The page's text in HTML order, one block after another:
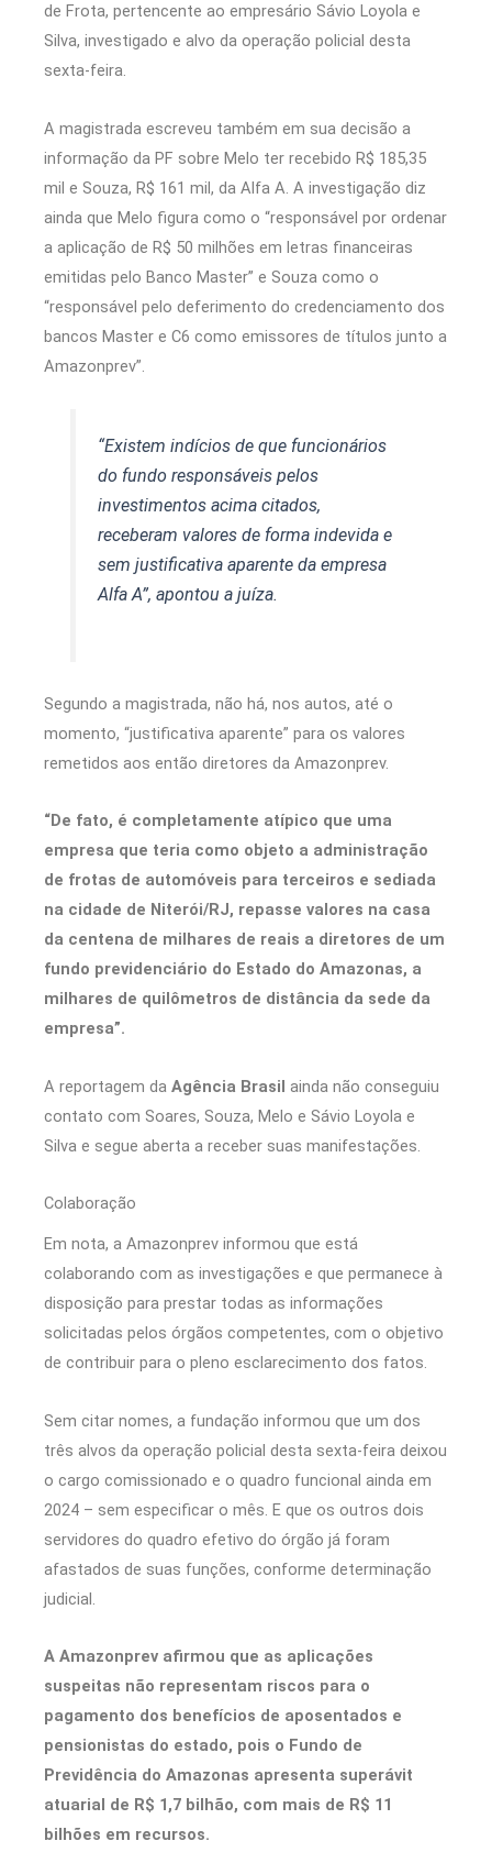
de Frota, pertencente ao empresário Sávio Loyola e
Silva, investigado e alvo da operação policial desta
sexta-feira.
A magistrada escreveu também em sua decisão a
informação da PF sobre Melo ter recebido R$ 185,35
mil e Souza, R$ 161 mil, da Alfa A. A investigação diz
ainda que Melo figura como o “responsável por ordenar
a aplicação de R$ 50 milhões em letras financeiras
emitidas pelo Banco Master” e Souza como o
“responsável pelo deferimento do credenciamento dos
bancos Master e C6 como emissores de títulos junto a
Amazonprev”.
“Existem indícios de que funcionários
do fundo responsáveis pelos
investimentos acima citados,
receberam valores de forma indevida e
sem justificativa aparente da empresa
Alfa A”, apontou a juíza.
Segundo a magistrada, não há, nos autos, até o
momento, “justificativa aparente” para os valores
remetidos aos então diretores da Amazonprev.
“De fato, é completamente atípico que uma
empresa que teria como objeto a administração
de frotas de automóveis para terceiros e sediada
na cidade de Niterói/RJ, repasse valores na casa
da centena de milhares de reais a diretores de um
fundo previdenciário do Estado do Amazonas, a
milhares de quilômetros de distância da sede da
empresa”.
A reportagem da Agência Brasil ainda não conseguiu
contato com Soares, Souza, Melo e Sávio Loyola e
Silva e segue aberta a receber suas manifestações.
Colaboração
Em nota, a Amazonprev informou que está
colaborando com as investigações e que permanece à
disposição para prestar todas as informações
solicitadas pelos órgãos competentes, com o objetivo
de contribuir para o pleno esclarecimento dos fatos.
Sem citar nomes, a fundação informou que um dos
três alvos da operação policial desta sexta-feira deixou
o cargo comissionado e o quadro funcional ainda em
2024 – sem especificar o mês. E que os outros dois
servidores do quadro efetivo do órgão já foram
afastados de suas funções, conforme determinação
judicial.
A Amazonprev afirmou que as aplicações
suspeitas não representam riscos para o
pagamento dos benefícios de aposentados e
pensionistas do estado, pois o Fundo de
Previdência do Amazonas apresenta superávit
atuarial de R$ 1,7 bilhão, com mais de R$ 11
bilhões em recursos.